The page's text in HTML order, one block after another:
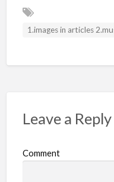
1.images in articles
Leave a Reply
Comment